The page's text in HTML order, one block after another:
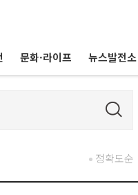
문화·라이프 뉴스발전소
정확도순